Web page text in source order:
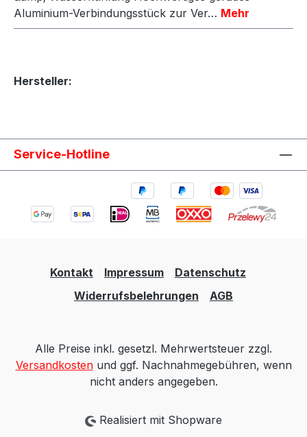
Aluminium-Verbindungsstück zur Ver… Mehr
Hersteller:
Service-Hotline
Kontakt Impressum
Datenschutz
Widerrufsbelehrungen
AGB
Alle Preise inkl. gesetzl. Mehrwertsteuer zzgl.
Versandkostenund ggf. Nachnahmegebühren, wenn
nicht anders angegeben.
Realisiert mit Shopware